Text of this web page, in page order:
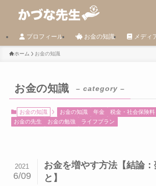
プロフィール お金の知識 メディ
ホーム お金の知識
お金の知識 – category –
お金の知識 お金の知識 年金 税金・社会保険料
お金の先生
お金の勉強 ライフプラン
お金を増やす方法【結論
と】
2021
6/09